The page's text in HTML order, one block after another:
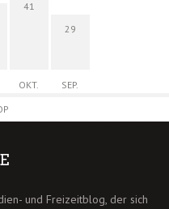
41
OKT.
29
SEP.
und Freizeitblog, der sich